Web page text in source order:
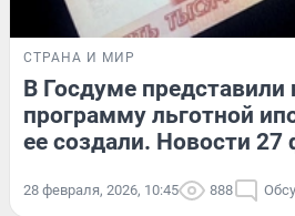
СТРАНА И МИР
В Госдуме представили
программу льготной
ее создали. Новости 27
28 февраля, 2026, 10:45 888